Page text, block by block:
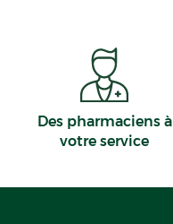
Des pharmaciens à
votre service